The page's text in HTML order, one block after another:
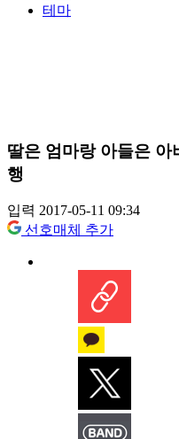
테마
딸은 엄마랑 아들은 아
행
입력 2017-05-11 09:34
선호매체 추가